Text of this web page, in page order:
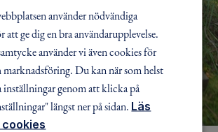
använder nödvändiga
att ge dig en bra användarupplevelse.
använder vi även cookies för
marknadsföring. Du kan när som helst
inställningar genom att klicka på
längst ner på sidan. Läs
cookies